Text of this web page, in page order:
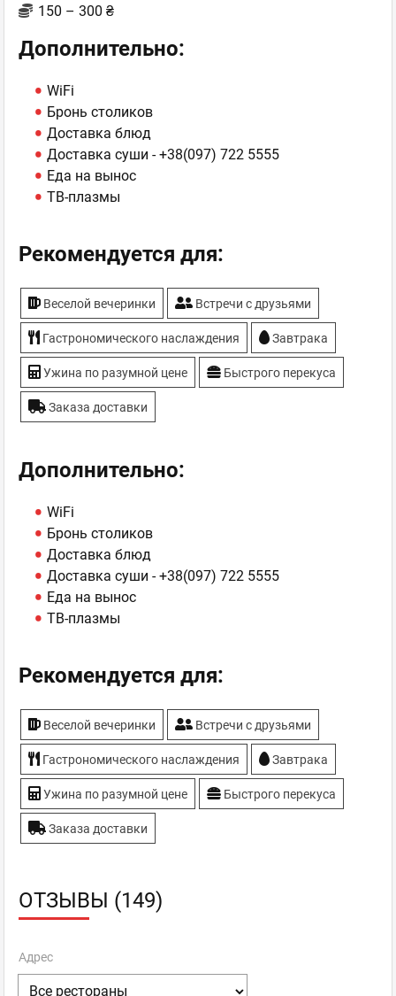
150 – 300 ₴
Дополнительно:
WiFi
Бронь столиков
Доставка блюд
Доставка суши -+38(097) 722 5555
Еда на вынос
ТВ-плазмы
Рекомендуется для:
Веселой вечеринки Встречи с друзьями
Гастрономического наслаждения Завтрака
Ужина по разумной цене Быстрого перекуса
Заказа доставки
Дополнительно:
WiFi
Бронь столиков
Доставка блюд
Доставка суши -+38(097) 722 5555
Еда на вынос
ТВ-плазмы
Рекомендуется для:
Веселой вечеринки Встречи с друзьями
Гастрономического наслаждения Завтрака
Ужина по разумной цене Быстрого перекуса
Заказа доставки
ОТЗЫВЫ (149)
Адрес